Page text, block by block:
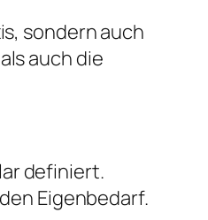
sondern auch
auch die
definiert.
Eigenbedarf.